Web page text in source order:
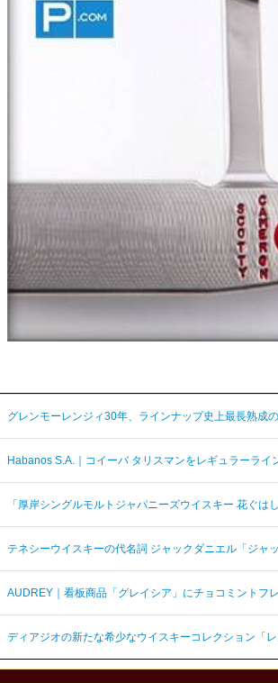
グレンモーレンジィ30年、ラインナップ史上最長熟成
Habanos S.A.｜コイーバ タリスマンをレギュラーライ